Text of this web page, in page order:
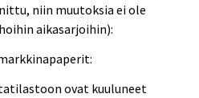
niin muutoksia ei ole
aikasarjoihin):
ovat kuuluneet